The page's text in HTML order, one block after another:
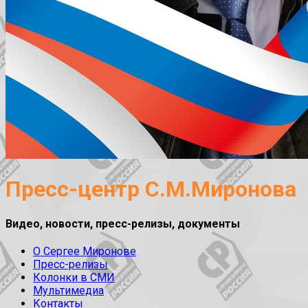
Пресс-центр С.М.Миронова
Видео, новости, пресс-релизы, документы
О Сергее Миронове
Пресс-релизы
Колонки в СМИ
Мультимедиа
Контакты